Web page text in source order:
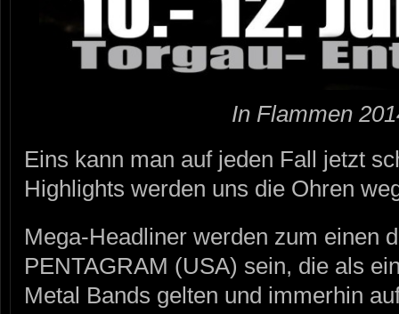
In Flammen
Eins kann man auf jeden Fall jetzt
Highlights werden uns die Ohren
Mega-Headliner werden zum einen
PENTAGRAM (USA) sein, die als
Metal Bands gelten und immerhin